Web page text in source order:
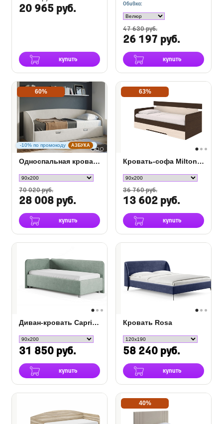
20 965 руб.
купить
Обивка:
47 630 руб.
26 197 руб.
купить
-10% по промокоду АЗБУКА
60%
Односпальная кровать Bono в ткани
70 020 руб.
28 008 руб.
купить
63%
Кровать-софа Milton с ящиком
36 760 руб.
13 602 руб.
купить
Диван-кровать Capri Сонум
31 850 руб.
купить
Кровать Rosa
58 240 руб.
купить
40%